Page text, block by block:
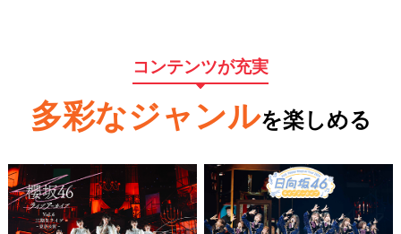
コンテンツが充実
多彩なジャンルを楽しめる